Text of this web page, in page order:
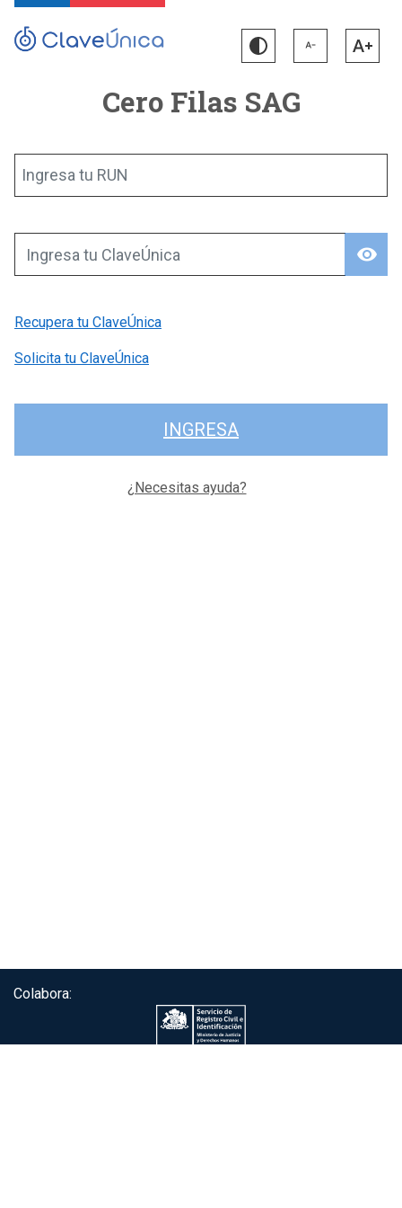
Cero Filas SAG
Ingresa tu RUN
visibility
Ingresa tu ClaveÚnica
Recupera tu ClaveÚnica
Solicita tu ClaveÚnica
INGRESA
¿Necesitas ayuda?
Colabora: